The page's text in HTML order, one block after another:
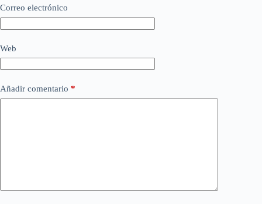
Correo electrónico
Web
Añadir comentario *